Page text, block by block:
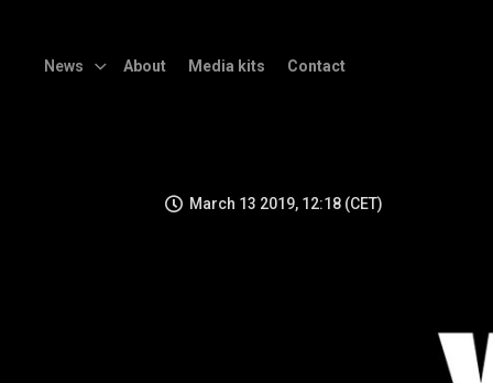
News About Media kits Contact
March 13 2019, 12:18 (CET)